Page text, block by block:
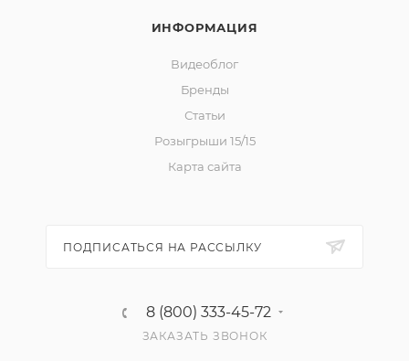
ИНФОРМАЦИЯ
Видеоблог
Бренды
Статьи
Розыгрыши 15/15
Карта сайта
ПОДПИСАТЬСЯ НА РАССЫЛКУ
8 (800) 333-45-72
ЗАКАЗАТЬ ЗВОНОК